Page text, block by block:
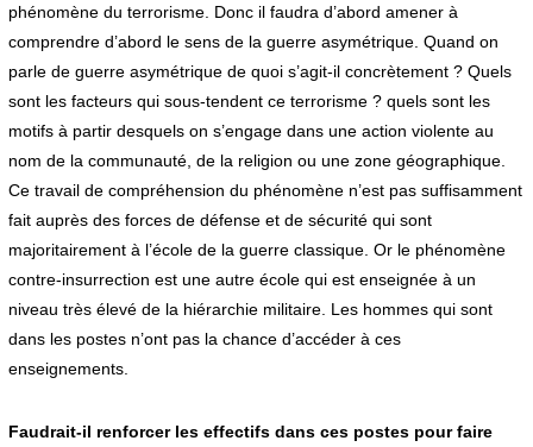
phénomène du terrorisme. Donc il faudra d’abord amener à
comprendre d’abord le sens de la guerre asymétrique. Quand on
parle de guerre asymétrique de quoi s’agit-il concrètement ? Quels
sont les facteurs qui sous-tendent ce terrorisme ? quels sont les
motifs à partir desquels on s’engage dans une action violente au
nom de la communauté, de la religion ou une zone géographique.
Ce travail de compréhension du phénomène n’est pas suffisamment
fait auprès des forces de défense et de sécurité qui sont
majoritairement à l’école de la guerre classique. Or le phénomène
contre-insurrection est une autre école qui est enseignée à un
niveau très élevé de la hiérarchie militaire. Les hommes qui sont
dans les postes n’ont pas la chance d’accéder à ces
enseignements.
Faudrait-il renforcer les effectifs dans ces postes pour faire